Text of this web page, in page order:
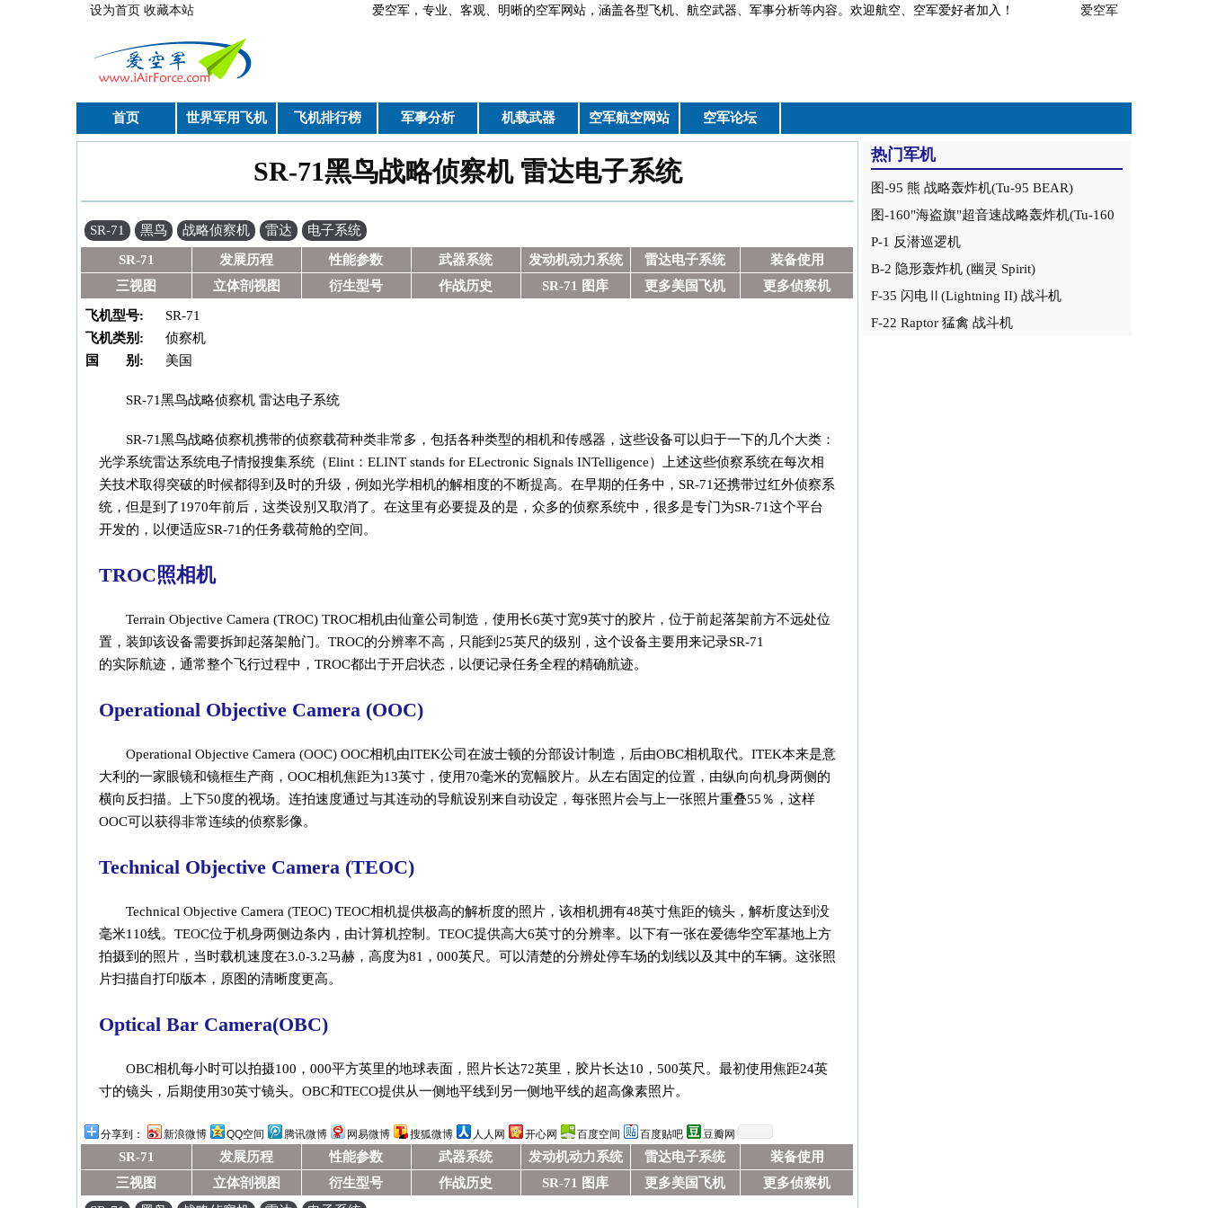
跳转到主要内容设为首页 收藏本站 爱空军，专业、客观、明晰的空军网站，涵盖各型飞机、航空武器、军事分析等内容。欢迎航空、空军爱好者加入！ 爱空军
首页 世界军用飞机 飞机排行榜 军事分析 机载武器 空军航空网站 空军论坛
SR-71黑鸟战略侦察机 雷达电子系统
SR-71 黑鸟 战略侦察机 雷达 电子系统
SR-71 发展历程 性能参数 武器系统 发动机动力系统 雷达电子系统
装备使用
三视图
立体剖视图 衍生型号 作战历史 SR-71 图库 更多美国飞机 更多侦察机
飞机型号:
SR-71
飞机类别:
侦察机
国 别:
美国
SR-71黑鸟战略侦察机 雷达电子系统
SR-71黑鸟战略侦察机携带的侦察载荷种类非常多，包括各种类型的相机和传感器，这些设备可以归于一下的几个大类：
光学系统雷达系统电子情报搜集系统（Elint：ELINT stands for ELectronic Signals INTelligence）上述这些侦察系统在每次相
关技术取得突破的时候都得到及时的升级，例如光学相机的解相度的不断提高。在早期的任务中，SR-71还携带过红外侦察系
统，但是到了1970年前后，这类设别又取消了。在这里有必要提及的是，众多的侦察系统中，很多是专门为SR-71这个平台
开发的，以便适应SR-71的任务载荷舱的空间。
TROC照相机
Terrain Objective Camera (TROC) TROC相机由仙童公司制造，使用长6英寸宽9英寸的胶片，位于前起落架前方不远处位
置，装卸该设备需要拆卸起落架舱门。TROC的分辨率不高，只能到25英尺的级别，这个设备主要用来记录SR-71
的实际航迹，通常整个飞行过程中，TROC都出于开启状态，以便记录任务全程的精确航迹。
Operational Objective Camera (OOC)
Operational Objective Camera (OOC) OOC相机由ITEK公司在波士顿的分部设计制造，后由OBC相机取代。ITEK本来是意
大利的一家眼镜和镜框生产商，OOC相机焦距为13英寸，使用70毫米的宽幅胶片。从左右固定的位置，由纵向向机身两侧的
横向反扫描。上下50度的视场。连拍速度通过与其连动的导航设别来自动设定，每张照片会与上一张照片重叠55％，这样
OOC可以获得非常连续的侦察影像。
Technical Objective Camera (TEOC)
Technical Objective Camera (TEOC) TEOC相机提供极高的解析度的照片，该相机拥有48英寸焦距的镜头，解析度达到没
毫米110线。TEOC位于机身两侧边条内，由计算机控制。TEOC提供高大6英寸的分辨率。以下有一张在爱德华空军基地上方
拍摄到的照片，当时载机速度在3.0-3.2马赫，高度为81，000英尺。可以清楚的分辨处停车场的划线以及其中的车辆。这张照
片扫描自打印版本，原图的清晰度更高。
Optical Bar Camera(OBC)
OBC相机每小时可以拍摄100，000平方英里的地球表面，照片长达72英里，胶片长达10，500英尺。最初使用焦距24英
寸的镜头，后期使用30英寸镜头。OBC和TECO提供从一侧地平线到另一侧地平线的超高像素照片。
分享到： 新浪微博 QQ空间 腾讯微博 网易微博 搜狐微博 人人网 开心网 百度空间 百度贴吧 豆瓣网
SR-71 发展历程 性能参数 武器系统 发动机动力系统 雷达电子系统
装备使用
三视图
立体剖视图 衍生型号 作战历史 SR-71 图库 更多美国飞机
更多侦察机
热门军机
图-95 熊 战略轰炸机(Tu-95 BEAR)
图-160"海盗旗"超音速战略轰炸机(Tu-160
Blackjack)
P-1 反潜巡逻机
B-2 隐形轰炸机 (幽灵 Spirit)
F-35 闪电Ⅱ(Lightning II) 战斗机
F-22 Raptor 猛禽 战斗机